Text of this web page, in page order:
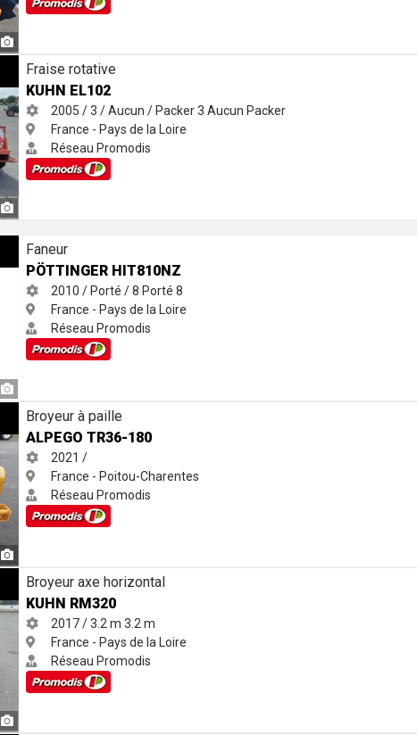
Fraise rotative
KUHN EL102
2005 / 3 / Aucun / Packer3Aucun Packer
France - Pays de la Loire
Réseau Promodis
Faneur
PÖTTINGER HIT810NZ
2010 / Porté / 8 Porté8
France - Pays de la Loire
Réseau Promodis
Broyeur à paille
ALPEGO TR36-180
2021 /
France - Poitou-Charentes
Réseau Promodis
Broyeur axe horizontal
KUHN RM320
2017 / 3.2 m3.2 m
France - Pays de la Loire
Réseau Promodis